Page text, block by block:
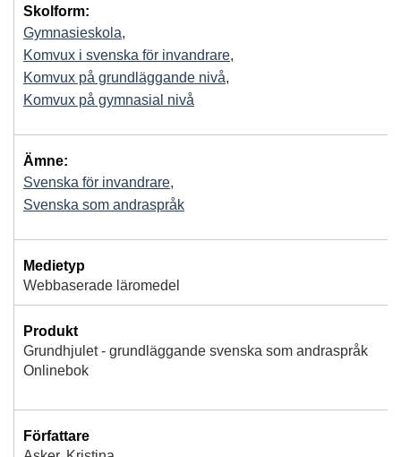
Skolform:
Gymnasieskola,
Komvux i svenska för invandrare,
Komvux på grundläggande nivå,
Komvux på gymnasial nivå
Ämne:
Svenska för invandrare,
Svenska som andraspråk
Medietyp
Webbaserade läromedel
Produkt
Grundhjulet - grundläggande svenska som andraspråk
Onlinebok
Författare